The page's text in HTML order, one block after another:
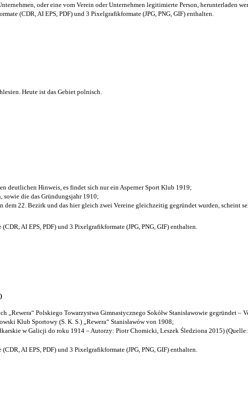
oder eine vom Verein oder Unternehmen legitimierte Person, herunterladen
(CDR, AI EPS, PDF) und 3 Pixelgrafikformate (JPG, PNG, GIF) enthalten.
Heute ist das Gebiet polnisch.
deutlichen Hinweis, es findet sich nur ein Asperner Sport Klub 1919;
die das Gründungsjahr 1910;
dem 22. Bezirk und das hier gleich zwei Vereine gleichzeitig gegründet wurden, scheint
AI EPS, PDF) und 3 Pixelgrafikformate (JPG, PNG, GIF) enthalten.
„Rewera“ Polskiego Towarzystwa Gimnastycznego Sokółw Stanisławowie gegründet –
Klub Sportowy (S. K. S.) „Rewera“ Stanisławów von 1908;
w Galicji do roku 1914 – Autorzy: Piotr Chomicki, Leszek Śledziona 2015) (Quelle:
AI EPS, PDF) und 3 Pixelgrafikformate (JPG, PNG, GIF) enthalten.